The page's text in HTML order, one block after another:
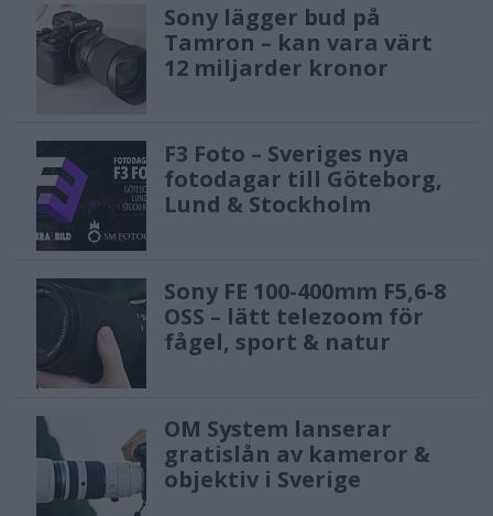
Sony lägger bud på
Tamron – kan vara värt
12 miljarder kronor
F3 Foto – Sveriges nya
fotodagar till Göteborg,
Lund & Stockholm
Sony FE 100-400mm F5,6-8
OSS – lätt telezoom för
fågel, sport & natur
OM System lanserar
gratislån av kameror &
objektiv i Sverige